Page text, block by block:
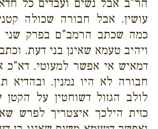
הר"ב אבל נשים ועבדים כל
עושין. אבל חבורה שכולה
כמה שכתב הרמב"ם בפרק שני
ויהיב טעמא שאינן בני דעת.
דמאיש אי אפשר למעוטי. דא"כ
חבורה לא היו נמנין. ובהדיא
לולב הגזול דשוחטין על הקטן
כזית הילכך איצטריך לפרש